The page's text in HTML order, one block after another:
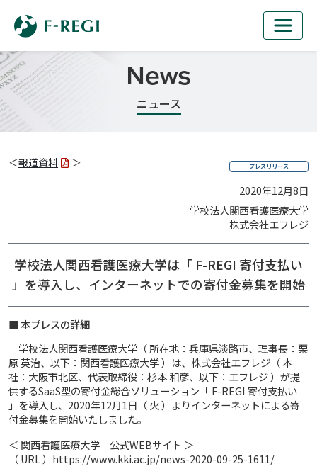
News
ニュース
＜報道資料 ＞ プレスリリース
2020年12月8日
学校法人関西看護医療大学
株式会社エフレジ
学校法人関西看護医療大学は「 F-REGI 寄付支払い
」を導入し、 インターネットでの寄付金募集を開始
■ 本プレスの詳細
学校法人関西看護医療大学（ 所在地：兵庫県淡路市、理事長：栗
原 英治、以下：関西看護医療大学 ）は、株式会社エフレジ（ 本
社：大阪市北区、代表取締役：杉本 和彦、以下：エフレジ ）が提
供するSaaS型の寄付金総合ソリューション「 F-REGI 寄付支払い
」を導入し、2020年12月1日（ 火 ）よりインターネットによる寄
付金募集を開始いたしました。
＜ 関西看護医療大学 公式WEBサイト ＞
（ URL ）https://www.kki.ac.jp/news-2020-09-25-1611/